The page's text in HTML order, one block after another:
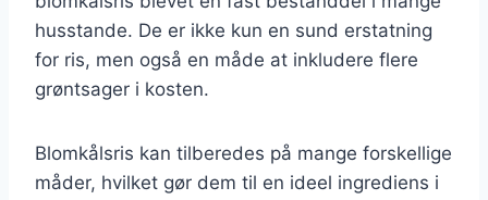
husstande. De er ikke kun en sund erstatning
for ris, men også en måde at inkludere flere
grøntsager i kosten.
Blomkålsris kan tilberedes på mange forskellige
måder, hvilket gør dem til en ideel ingrediens i